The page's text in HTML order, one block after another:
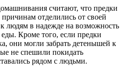
считают, что предки
отделились от своей
людям в надежде на возможность
Кроме того, если предки
они могли забрать детенышей к
не спешили покидать
рядом с людьми.